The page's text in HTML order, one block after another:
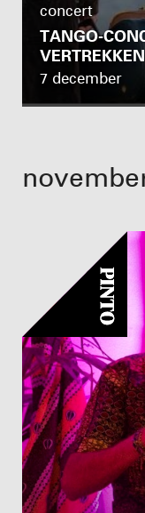
concert
TANGO-
7 december